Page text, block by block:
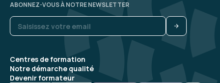
Centres de formation
Notre démarche qualité
Devenir formateur
ABONNEZ-VOUS À NOTRE NEWSLETTER